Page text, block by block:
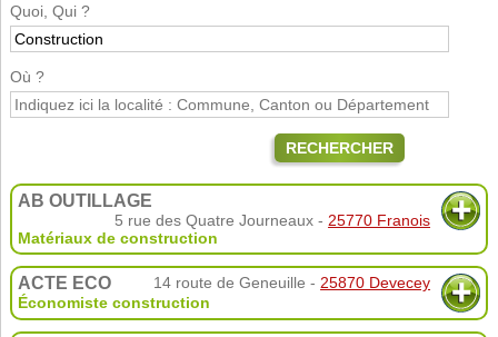
Quoi, Qui ?
Où ?
RECHERCHER
AB OUTILLAGE
5 rue des Quatre Journeaux - 25770 Franois
Matériaux de construction
ACTE ECO 14 route de Geneuille - 25870 Devecey
Économiste construction